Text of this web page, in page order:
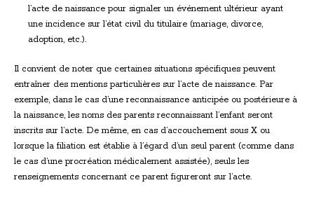
l’acte de naissance pour signaler un événement ultérieur ayant
une incidence sur l’état civil du titulaire (mariage, divorce,
adoption, etc.).
Il convient de noter que certaines situations spécifiques peuvent
entraîner des mentions particulières sur l’acte de naissance. Par
exemple, dans le cas d’une reconnaissance anticipée ou postérieure à
la naissance, les noms des parents reconnaissant l’enfant seront
inscrits sur l’acte. De même, en cas d’accouchement sous X ou
lorsque la filiation est établie à l’égard d’un seul parent (comme dans
le cas d’une procréation médicalement assistée), seuls les
renseignements concernant ce parent figureront sur l’acte.